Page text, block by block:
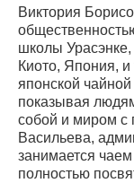
Виктория
школы Урасэнке,
Киото, Япония,
японской
показывая
собой и миром с
Васильева,
занимается
полностью